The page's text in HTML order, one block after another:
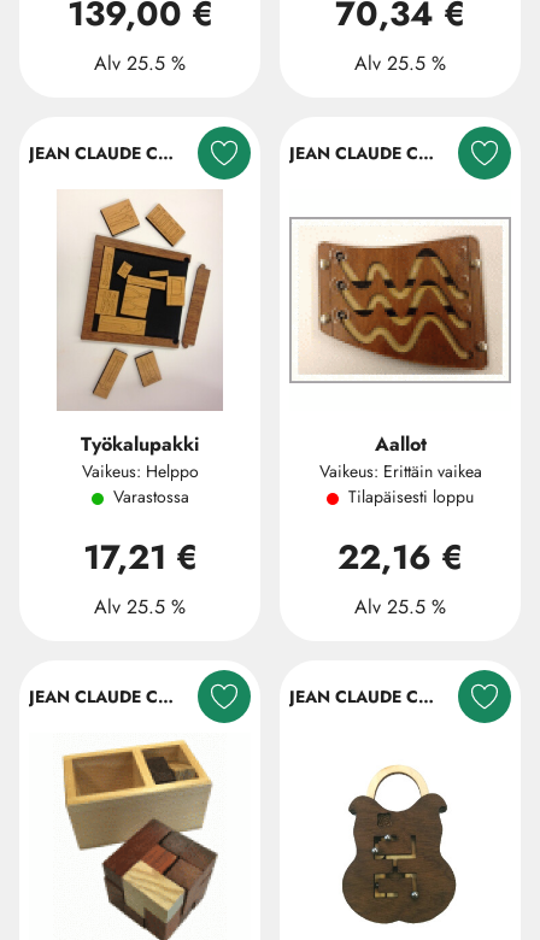
139,00 €
Alv 25.5 %
70,34 €
Alv 25.5 %
JEAN CLAUDE CONSTANTIN
Työkalupakki
Vaikeus: Helppo
Varastossa
17,21 €
Alv 25.5 %
JEAN CLAUDE CONSTANTIN
Aallot
Vaikeus: Erittäin vaikea
Tilapäisesti loppu
22,16 €
Alv 25.5 %
JEAN CLAUDE CONSTANTIN JEAN CLAUDE CONSTANTIN